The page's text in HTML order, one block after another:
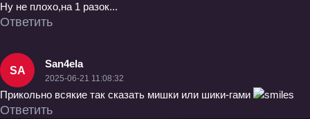
Ну не плохо,на 1 разок...
Ответить
SA
San4ela
2025-06-21 11:08:32
Прикольно всякие так сказать мишки или шики-гами
Ответить